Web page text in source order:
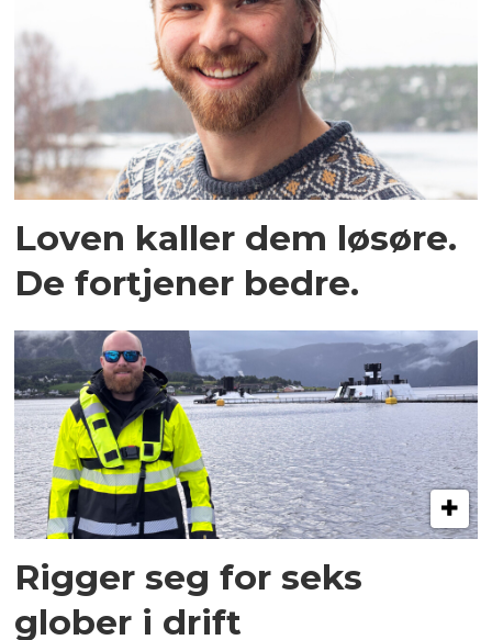
Loven kaller dem løsøre.
De fortjener bedre.
Rigger seg for seks
glober i drift